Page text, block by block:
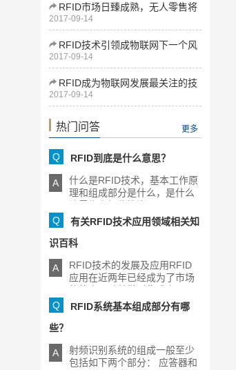
RFID市场日臻成熟，无人零售将
为下一增长点
2017-09-14
RFID技术引领成物联网下一个风
口
2017-09-14
RFID成为物联网发展最关注的技
术
2017-09-14
热门问答 更多
Q RFID到底是什么意思？
A
什么是RFID技术，基本工作原
理和组成部分是什么，是什么
Q
有关RFID技术应用领域相关知
识百科
A
RFID技术的发展及应用RFID
应用在近两年已经成为了市场
Q
RFID系统基本组成部分有哪
些？
A
射频识别系统的组成一般至少
包括如下两个部分： 应答器和